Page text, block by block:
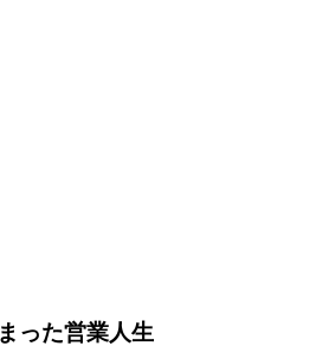
った営業人生